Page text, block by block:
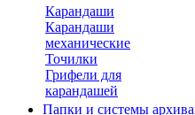
Карандаши
Карандаши
механические
Точилки
Грифели для
карандашей
Папки и системы